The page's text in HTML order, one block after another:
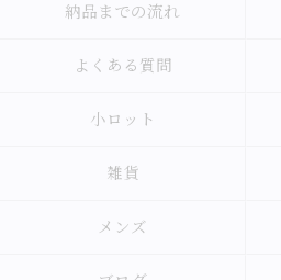
納品までの流れ
よくある質問
小ロット
雑貨
メンズ